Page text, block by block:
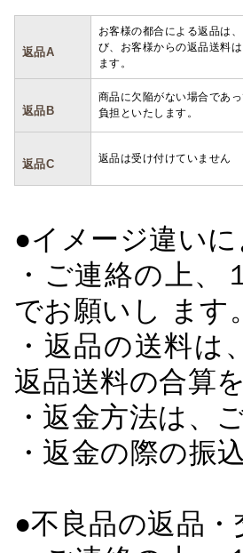
返品A
お客様の都合による返品は
び、お客様からの返品送料
ます。
返品B
商品に欠陥がない場合であ
負担といたします。
返品C 返品は受け付けていません
●イメージ違い
・ご連絡の上
でお願いし ます。
・返品の送料
返品送料の合算
・返金方法は、
・返金の際の振
●不良品の返品